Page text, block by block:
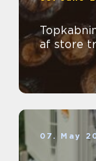
Topkabning
af store
07. May